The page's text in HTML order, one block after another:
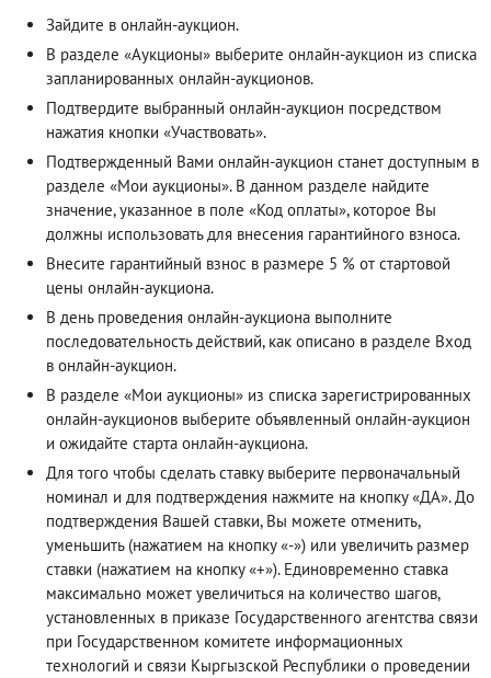
Зайдите в онлайн-аукцион.
В разделе «Аукционы» выберите онлайн-аукцион из списка
запланированных онлайн-аукционов.
Подтвердите выбранный онлайн-аукцион посредством
нажатия кнопки «Участвовать».
Подтвержденный Вами онлайн-аукцион станет доступным в
разделе «Мои аукционы». В данном разделе найдите
значение, указанное в поле «Код оплаты», которое Вы
должны использовать для внесения гарантийного взноса.
Внесите гарантийный взнос в размере 5 % от стартовой
цены онлайн-аукциона.
В день проведения онлайн-аукциона выполните
последовательность действий, как описано в разделе Вход
в онлайн-аукцион.
В разделе «Мои аукционы» из списка зарегистрированных
онлайн-аукционов выберите объявленный онлайн-аукцион
и ожидайте старта онлайн-аукциона.
Для того чтобы сделать ставку выберите первоначальный
номинал и для подтверждения нажмите на кнопку «ДА». До
подтверждения Вашей ставки, Вы можете отменить,
уменьшить (нажатием на кнопку «-») или увеличить размер
ставки (нажатием на кнопку «+»). Единовременно ставка
максимально может увеличиться на количество шагов,
установленных в приказе Государственного агентства связи
при Государственном комитете информационных
технологий и связи Кыргызской Республики о проведении